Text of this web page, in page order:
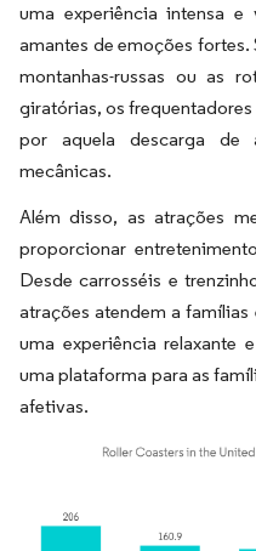
uma experiência intensa e
amantes de emoções
montanhas-russas ou as
giratórias, os
por aquela descarga de
mecânicas.
Além disso, as atrações
proporcionar
Desde carrosséis e
atrações atendem a
uma experiência relaxante
uma plataforma para as
afetivas.